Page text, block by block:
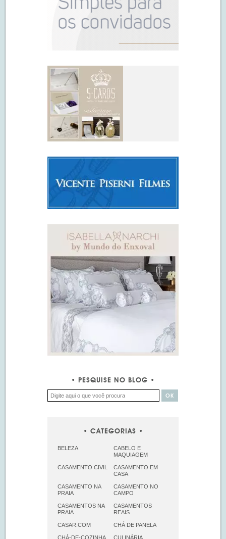
PESQUISE NO BLOG
CATEGORIAS
BELEZA
CABELO E
MAQUIAGEM
CASAMENTO CIVIL
CASAMENTO EM
CASA
CASAMENTO NA
PRAIA
CASAMENTO NO
CAMPO
CASAMENTOS NA
PRAIA
CASAMENTOS
REAIS
CASAR.COM CHÁ DE PANELA
CHÁ-DE-COZINHA CULINÁRIA